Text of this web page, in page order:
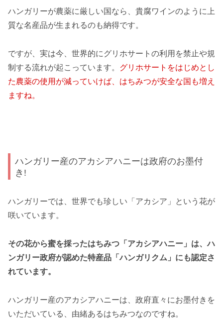
ハンガリーが農薬に厳しい国なら、貴腐ワインのように上
質な名産品が生まれるのも納得です。
ですが、実は今、世界的にグリホサートの利用を禁止や規
制する流れが起こっています。 グリホサートをはじめとし
た農薬の使用が減っていけば、はちみつが安全な国も増え
ますね。
ハンガリー産のアカシアハニーは政府のお墨付
き!
ハンガリーでは、世界でも珍しい「アカシア」という花が
咲いています。
その花から蜜を採ったはちみつ「アカシアハニー」は、ハ
ンガリー政府が認めた特産品「ハンガリクム」にも認定さ
れています。
ハンガリー産のアカシアハニーは、政府直々にお墨付きを
いただいている、由緒あるはちみつなのですね。